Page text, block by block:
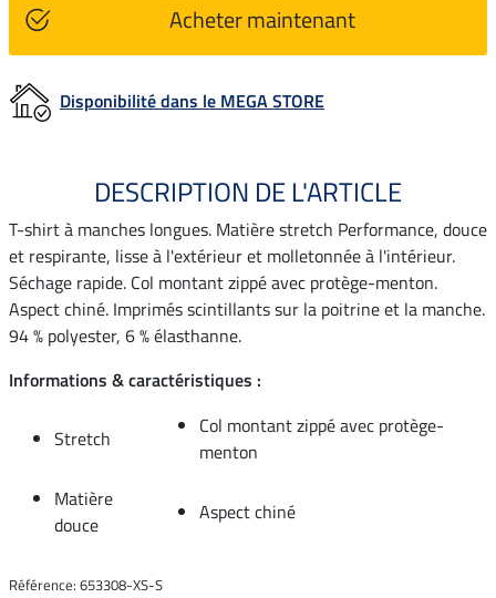
Acheter maintenant
Disponibilité dans le MEGA STORE
DESCRIPTION DE L'ARTICLE
T-shirt à manches longues. Matière stretch Performance, douce
et respirante, lisse à l'extérieur et molletonnée à l'intérieur.
Séchage rapide. Col montant zippé avec protège-menton.
Aspect chiné. Imprimés scintillants sur la poitrine et la manche.
94 % polyester, 6 % élasthanne.
Informations & caractéristiques :
Stretch
Col montant zippé avec protège-
menton
Matière
douce
Aspect chiné
Référence: 653308-XS-S